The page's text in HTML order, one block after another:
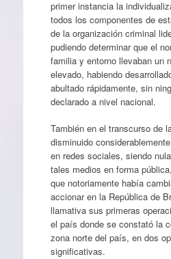
primer instancia la
todos los componentes de
de la organización criminal
pudiendo determinar que el
familia y entorno llevaban un
elevado, habiendo
abultado rápidamente, sin
declarado a nivel nacional.
También en el transcurso de
disminuido
en redes sociales, siendo
tales medios en forma
que notoriamente había
accionar en la República de
llamativa sus primeras
el país donde se constató la
zona norte del país, en dos
significativas.